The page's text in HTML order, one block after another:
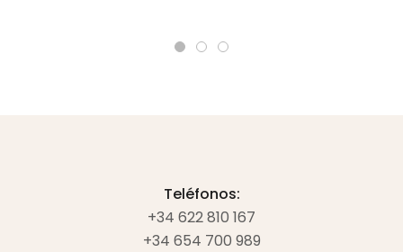
Teléfonos:
+34 622 810 167
+34 654 700 989